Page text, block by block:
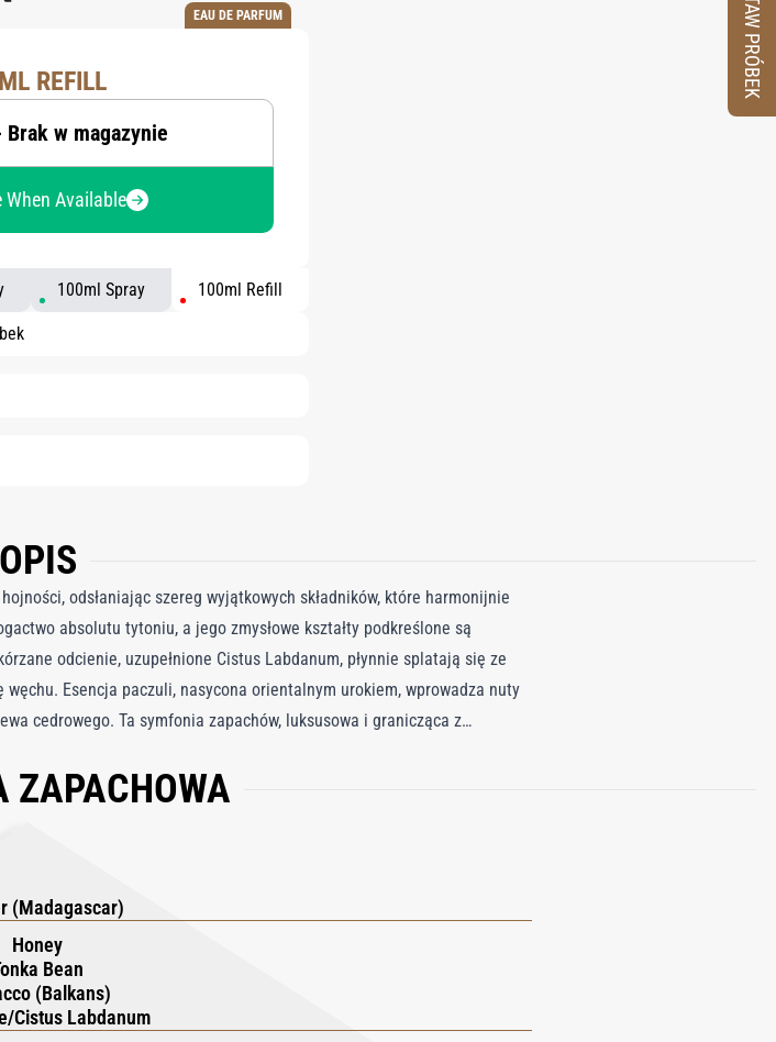
EAU DE PARFUM
REFILL
Brak w magazynie
When Available
100ml Spray 100ml Refill
OPIS
odsłaniając szereg wyjątkowych składników, które harmonijnie
absolutu tytoniu, a jego zmysłowe kształty podkreślone są
odcienie, uzupełnione Cistus Labdanum, płynnie splatają się ze
Esencja paczuli, nasycona orientalnym urokiem, wprowadza nuty
cedrowego. Ta symfonia zapachów, luksusowa i granicząca z
noszącego w świat emocji – wieczór na Wschodzie zamknięty w
przemierzania bogatego krajobrazu zapachów, który oddaje esencję
które pozostaje wyjątkowym wspomnieniem na skórze.
ZAPACHOWA
(Madagascar)
Honey
Bean
(Balkans)
Cistus Labdanum
ZESTAW PRÓBEK